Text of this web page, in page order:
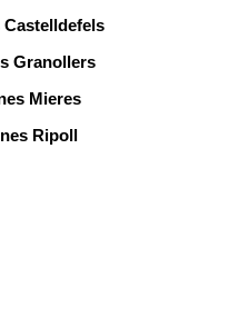
Castelldefels
Granollers
Mieres
Ripoll